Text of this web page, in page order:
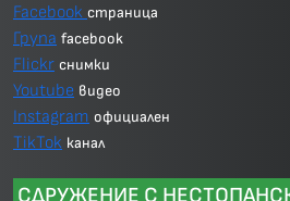
Facebook страница
Група facebook
Flickr снимки
Youtube видео
Instagram официален
TikTok канал
СДРУЖЕНИЕ С